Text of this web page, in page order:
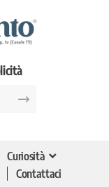
Curiosità
Contattaci